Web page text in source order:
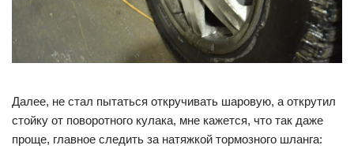
Далее, не стал пытаться откручивать шаровую, а открутил
стойку от поворотного кулака, мне кажется, что так даже
проще, главное следить за натяжкой тормозного шланга: